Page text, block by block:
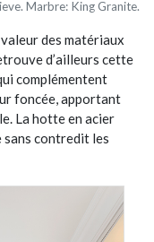
Marbre: King Granite.
des matériaux
d’ailleurs cette
complémentent
foncée, apportant
La hotte en acier
sans contredit les